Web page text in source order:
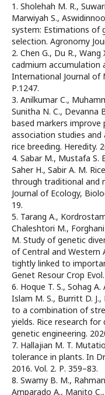
1. Sholehah M. R.,
Marwiyah S.,
system: Estimations of
selection. Agronomy
2. Chen G., Du R.,
cadmium accumulation
International Journal of
Р.1247.
3. Anilkumar C.,
Sunitha N. C., Devanna
based markers
association studies and
rice breeding. Heredity.
4. Sabar M., Mustafa S.
Saher H., Sabir A. M.
through traditional and
Journal of Ecology,
19.
5. Tarang A.,
Chaleshtori M.,
M. Study of genetic
of Central and Western
tightly linked to
Genet Resour Crop
6. Hoque T. S., Sohag
Islam M. S., Burritt D.
to a combination of
yields. Rice research
genetic engineering.
7. Hallajian M. T.
tolerance in plants. In
2016. Vol. 2. Р. 359–83.
8. Swamy B. M.,
Amparado A., Manito